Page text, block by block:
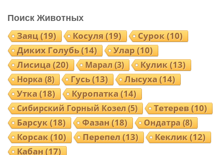
Поиск Животных
Заяц(19) Косуля(19) Сурок(10)
Диких Голубь(14) Улар(10)
Лисица(20) Марал(3) Кулик(13)
Норка(8) Гусь(13) Лысуха(14)
Утка(18) Куропатка(14)
Сибирский Горный Козел(5) Тетерев(10)
Барсук(18) Фазан(18) Ондатра(8)
Корсак(10) Перепел(13) Кеклик(12)
Кабан(17)